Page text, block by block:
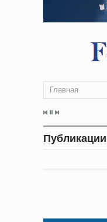
Главная